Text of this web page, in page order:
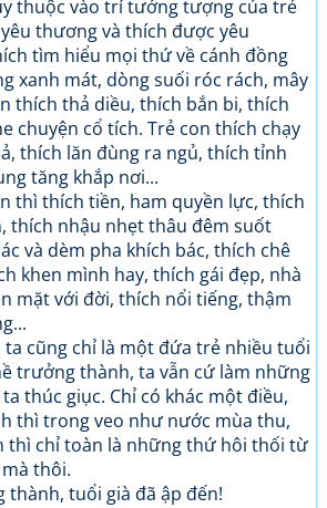
thuộc vào trí tưởng tượng của trẻ
thương và thích được yêu
tìm hiểu mọi thứ về cánh đồng
xanh mát, dòng suối róc rách, mây
thích thả diều, thích bắn bi, thích
chuyện cổ tích. Trẻ con thích chạy
thích lăn đùng ra ngủ, thích tỉnh
tăng khắp nơi...
thì thích tiền, ham quyền lực, thích
thích nhậu nhẹt thâu đêm suốt
và dèm pha khích bác, thích chê
khen mình hay, thích gái đẹp, nhà
mặt với đời, thích nổi tiếng, thậm
ta cũng chỉ là một đứa trẻ nhiều tuổi
trưởng thành, ta vẫn cứ làm những
thúc giục. Chỉ có khác một điều,
thì trong veo như nước mùa thu,
thì chỉ toàn là những thứ hôi thối từ
thôi.
thành, tuổi già đã ập đến!